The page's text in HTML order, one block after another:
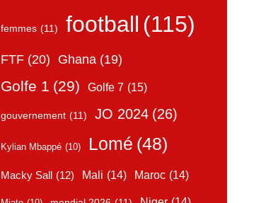
femmes (11) football (115)
FTF (20) Ghana (19)
Golfe 1 (29) Golfe 7 (15)
gouvernement (11) JO 2024 (26)
Kylian Mbappé (10) Lomé (48)
Macky Sall (12) Mali (14) Maroc (14)